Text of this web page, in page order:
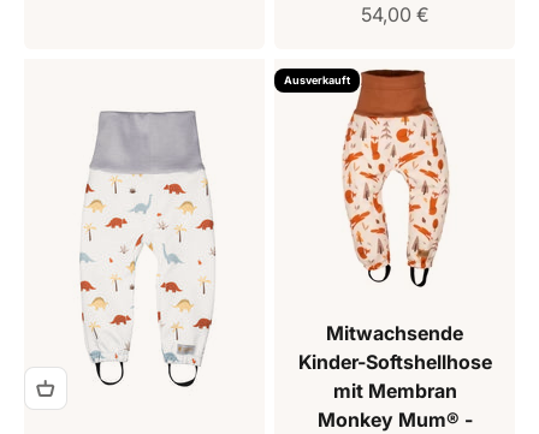
Verkaufspreis
54,00 €
Ausverkauft
Mitwachsende
Kinder-Softshellhose
mit Membran
Monkey Mum® -